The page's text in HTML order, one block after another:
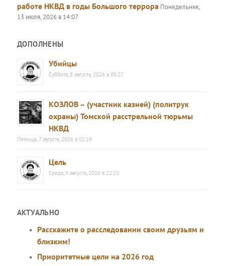
работе НКВД в годы Большого террора Понедельник,
13 июля, 2026 в 14:07
ДОПОЛНЕНЫ
Убийцы
Суббота, 8 августа, 2026 в 00:27
КОЗЛОВ – (участник казней) (политрук
охраны) Томской расстрельной тюрьмы
НКВД
Пятница, 7 августа, 2026 в 02:19
Цель
Среда, 5 августа, 2026 в 22:23
АКТУАЛЬНО
Расскажите о расследовании своим друзьям и
близким!
Приоритетные цели на 2026 год